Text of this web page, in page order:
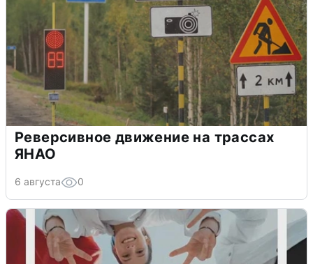
Реверсивное движение на трассах
ЯНАО
6 августа 0